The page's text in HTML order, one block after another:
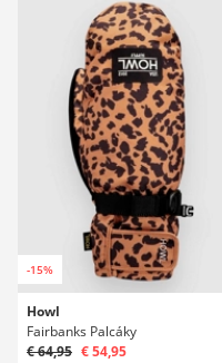
-15%
Howl
Fairbanks Palcáky
€ 64,95 € 54,95